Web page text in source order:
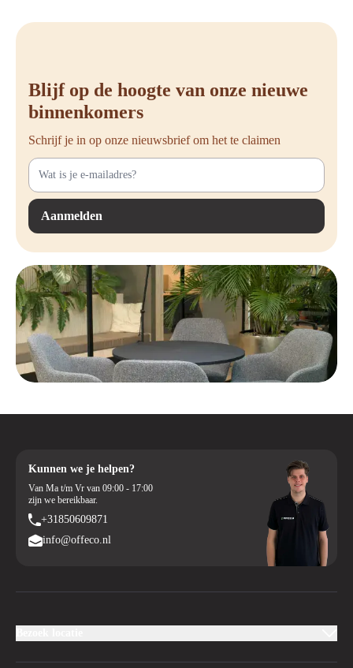
Blijf op de hoogte van onze nieuwe
binnenkomers
Schrijf je in op onze nieuwsbrief om het te claimen
Aanmelden
Kunnen we je helpen?
Van Ma t/m Vr van 09:00 - 17:00
zijn we bereikbaar.
+31850609871
info@offeco.nl